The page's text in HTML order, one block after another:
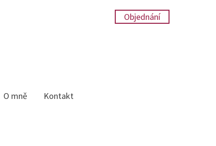
O mně Kontakt
Objednání